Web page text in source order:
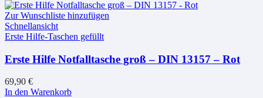
Zur Wunschliste hinzufügen
Schnellansicht
Erste Hilfe-Taschen gefüllt
Erste Hilfe Notfalltasche groß – DIN 13157 – Rot
69,90 €
In den Warenkorb